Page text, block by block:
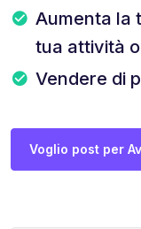
Aumenta la
tua attività
Vendere di
Voglio post per